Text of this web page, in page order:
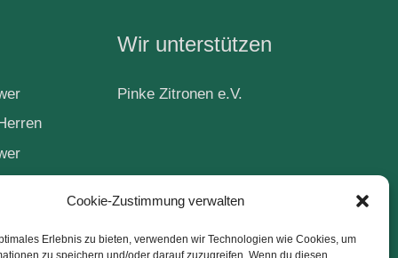
Cookie-Zustimmung verwalten
Erlebnis zu bieten, verwenden wir Technologien wie Cookies, um
zu speichern und/oder darauf zuzugreifen. Wenn du diesen
Wir unterstützen
Pinke Zitronen e.V.